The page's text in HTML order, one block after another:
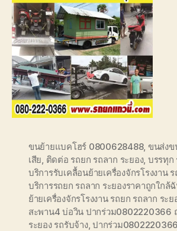
ขนย้ายแบคโฮร์ 0800628488, ขนส่งข
เสีย ติดต่อ รถยก รถลาก ระยอง, บรรทุก
บริการรับเคลื้อนย้ายเครื่องจักรโรงงาน
บริการรถยก รถลาก ระยองราคาถูกใกล้
ย้ายเครื่องจักรโรงงาน รถยก รถลาก ระย
สะพาน4 บ่อวิน ปากร่วม0802220366
ระยอง รถรับจ้าง,ปากร่วม